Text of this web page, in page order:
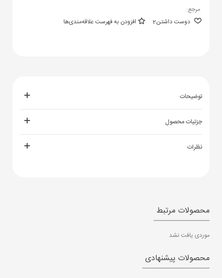
مرجع:
دوست داشتن2 افزودن به فهرست علاقه‌مندی‌ها
توضیحات
جزئیات محصول
نظرات
محصولات مرتبط
موردی یافت نشد
محصولات پیشنهادی